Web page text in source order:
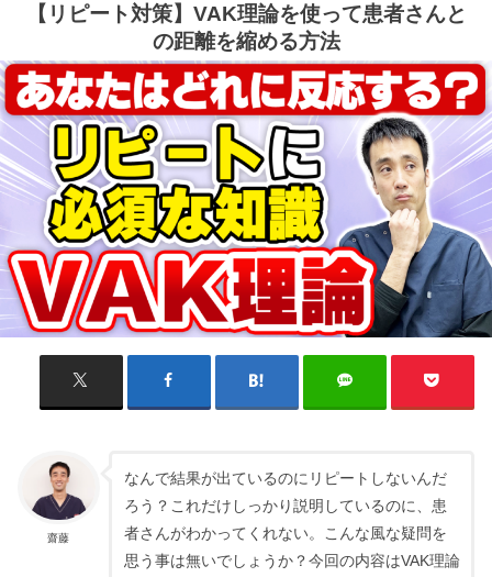
【リピート対策】VAK理論を使って患者さんと
の距離を縮める方法
齋藤
なんで結果が出ているのにリピートしないんだ
ろう？これだけしっかり説明しているのに、患
者さんがわかってくれない。こんな風な疑問を
思う事は無いでしょうか？今回の内容はVAK理論